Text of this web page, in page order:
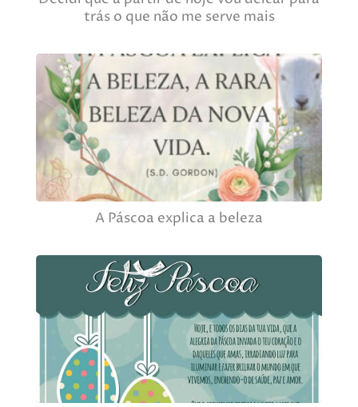
trás o que não me serve mais
A Páscoa explica a beleza